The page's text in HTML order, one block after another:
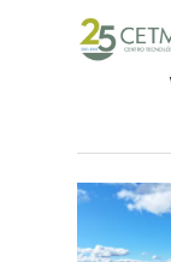
Hit